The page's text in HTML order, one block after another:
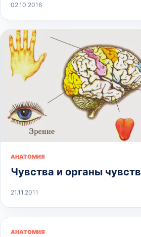
02.10.2016
АНАТОМИЯ
Чувства и органы чувств
21.11.2011
АНАТОМИЯ